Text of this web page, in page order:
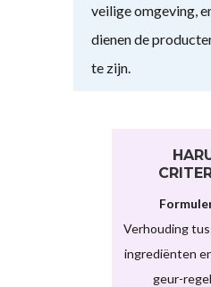
veilige omgeving,
dienen de
te zijn.
Verhouding
ingrediënten
geur-